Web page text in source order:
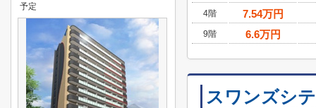
4階 7.54万円
9階 6.6万円
スワンズシ
予定